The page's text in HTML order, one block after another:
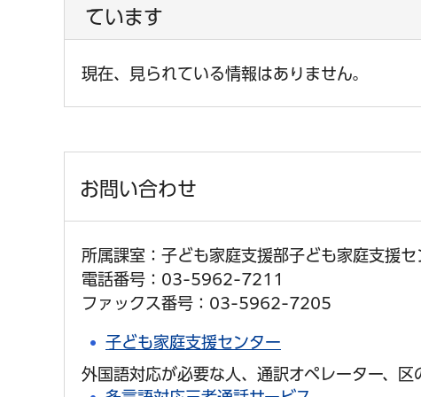
ています
現在、見られている情報はありません。
お問い合わせ
所属課室：子ども家庭支援部子ども家庭支援
電話番号：03-5962-7211
ファックス番号：03-5962-7205
子ども家庭支援センター
外国語対応が必要な人、通訳オペレーター、区